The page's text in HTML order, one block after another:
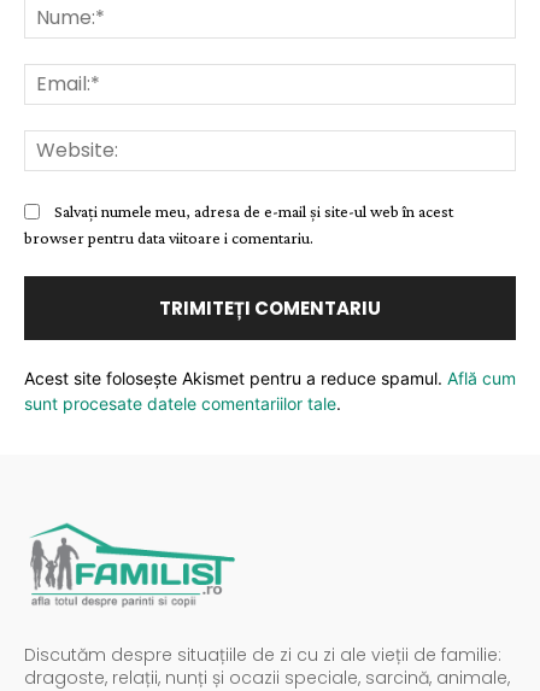
Salvați numele meu, adresa de e-mail și site-ul web în acest
browser pentru data viitoare i comentariu.
Acest site folosește Akismet pentru a reduce spamul. Află cum
sunt procesate datele comentariilor tale.
Discutăm despre situațiile de zi cu zi ale vieții de familie:
dragoste, relații, nunți și ocazii speciale, sarcină, animale,